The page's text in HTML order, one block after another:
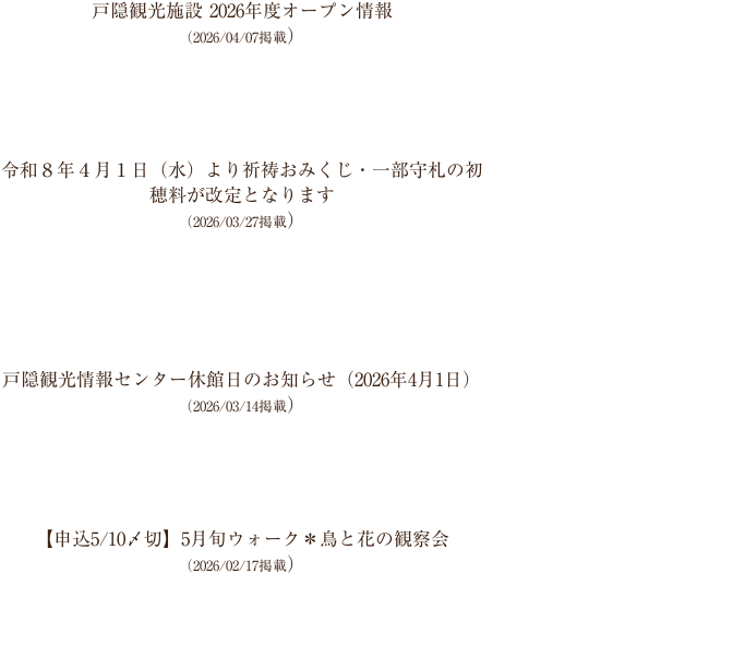
戸隠観光施設 2026年度オープン情報
（2026/04/07掲載）
令和８年４月１日（水）より祈祷おみくじ・一部守札の初
穂料が改定となります
（2026/03/27掲載）
戸隠観光情報センター休館日のお知らせ（2026年4月1日）
（2026/03/14掲載）
【申込5/10〆切】5月旬ウォーク＊鳥と花の観察会
（2026/02/17掲載）